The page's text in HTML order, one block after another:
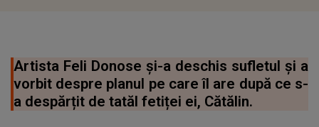
Artista Feli Donose și-a deschis sufletul și a
vorbit despre planul pe care îl are după ce s-
a despărțit de tatăl fetiței ei, Cătălin.